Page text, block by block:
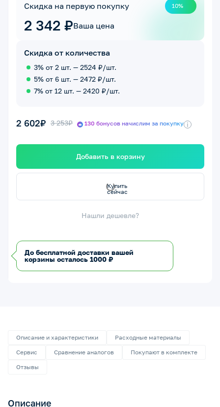
Скидка на первую покупку 10%
2 342 ₽Ваша цена
Скидка от количества
3% от 2 шт. — 2524 ₽/шт.
5% от 6 шт. — 2472 ₽/шт.
7% от 12 шт. — 2420 ₽/шт.
2 602₽ 3 253₽ 130 бонусов начислим за покупку i
Добавить в корзину
К
у
п
и
т
ь
с
е
й
ч
а
с
Нашли дешевле?
До бесплатной доставки вашей
корзины осталось 1000 ₽
Описание и характеристики
Расходные материалы
Сервис
Сравнение аналогов
Покупают в комплекте
Отзывы
Описание